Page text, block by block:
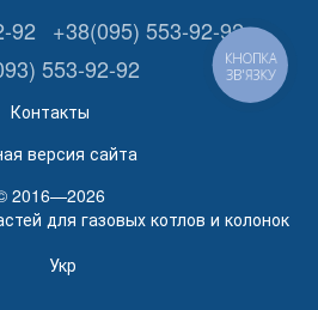
92
+38(095) 553-92-92
553-92-92
Контакты
версия сайта
2016—2026
для газовых котлов и колонок
Укр
КНОПКА
ЗВ'ЯЗКУ